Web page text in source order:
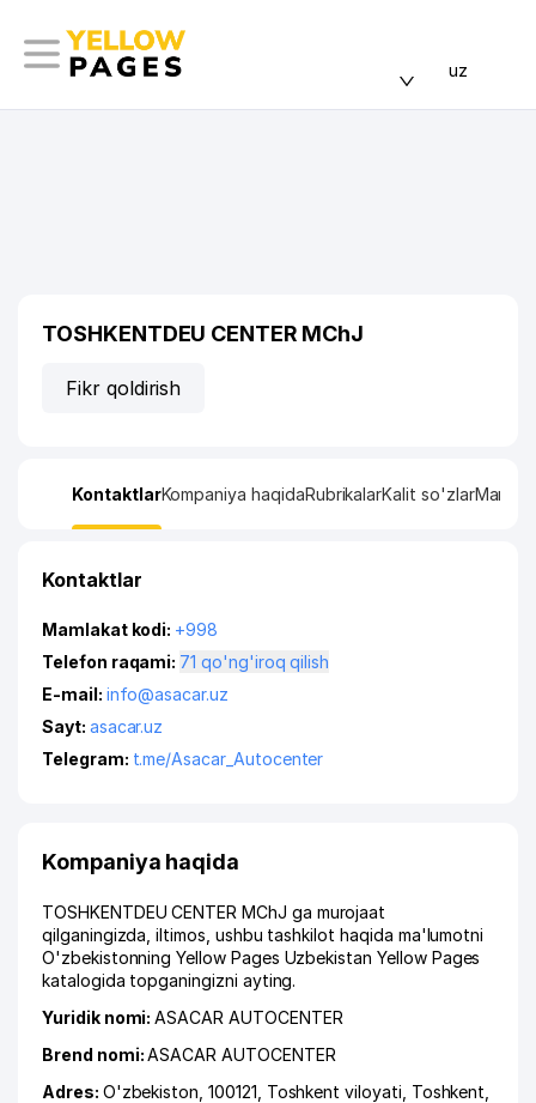
uz
TOSHKENTDEU CENTER MChJ
Fikr qoldirish
KontaktlarKompaniya haqidaRubrikalarKalit so'zlarManzil
Kontaktlar
Mamlakat kodi: +998
Telefon raqami:
71 qo'ng'iroq qilish
E-mail: info@asacar.uz
Sayt: asacar.uz
Telegram: t.me/Asacar_Autocenter
Kompaniya haqida
TOSHKENTDEU CENTER MChJ ga murojaat
qilganingizda, iltimos, ushbu tashkilot haqida ma'lumotni
O'zbekistonning Yellow Pages Uzbekistan Yellow Pages
katalogida topganingizni ayting.
Yuridik nomi:ASACAR AUTOCENTER
Brend nomi:ASACAR AUTOCENTER
Adres: O'zbekiston, 100121, Toshkent viloyati Toshkent